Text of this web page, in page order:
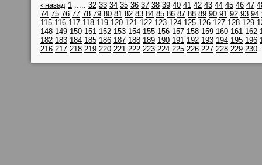
‹ назад 1 ..... 32 33 34 35 36 37 38 39 40 41 42 43 44 45 46 47
74 75 76 77 78 79 80 81 82 83 84 85 86 87 88 89 90 91 92 93 94
115 116 117 118 119 120 121 122 123 124 125 126 127 128 129
148 149 150 151 152 153 154 155 156 157 158 159 160 161 162
182 183 184 185 186 187 188 189 190 191 192 193 194 195 196
216 217 218 219 220 221 222 223 224 225 226 227 228 229 230